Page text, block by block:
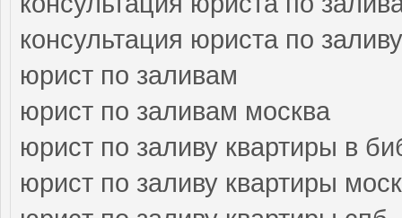
консультация юриста по
юрист по заливам
юрист по заливам москва
юрист по заливу квартиры в
юрист по заливу квартиры